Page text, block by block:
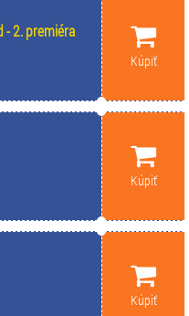
- 2. premiéra
Kúpiť
Kúpiť
Kúpiť